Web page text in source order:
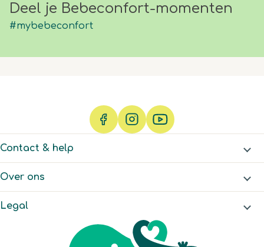
Deel je Bebeconfort-momenten
#mybebeconfort
Contact & help
Over ons
Legal